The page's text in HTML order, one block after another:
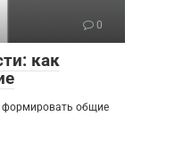
0
как
общие